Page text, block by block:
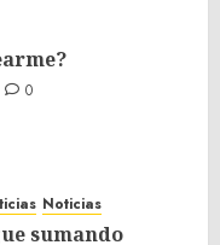
0
Noticias
sumando